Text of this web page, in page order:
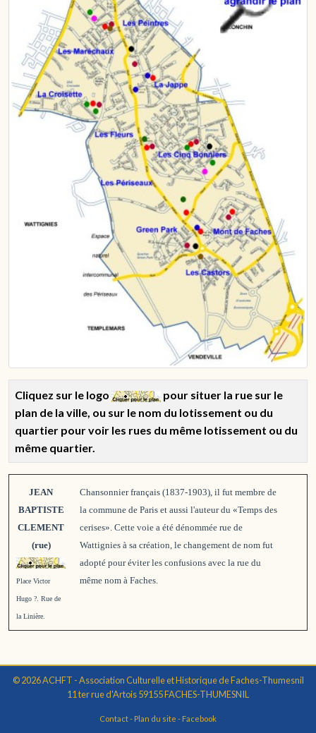
Cliquez sur le logo
pour situer la rue sur le
plan de la ville, ou sur le nom du lotissement ou du
quartier pour voir les rues du même lotissement ou du
même quartier.
JEAN
BAPTISTE
CLEMENT
(rue)
Place Victor
Hugo ?. Rue de
la Linière.
Chansonnier français (1837-1903), il fut membre de
la commune de Paris et aussi l'auteur du «Temps des
cerises». Cette voie a été dénommée rue de
Wattignies à sa création, le changement de nom fut
adopté pour éviter les confusions avec la rue du
même nom à Faches.
© 2026 ACHFT - Association Culturelle et Historique de Faches-Thumesnil
11 ter rue d'Artois 59155 FACHES-THUMESNIL
Contact- Plan du site - Facebook